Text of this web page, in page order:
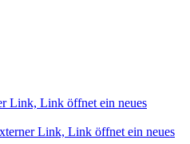
Link, Link öffnet ein neues
Link, Link öffnet ein neues